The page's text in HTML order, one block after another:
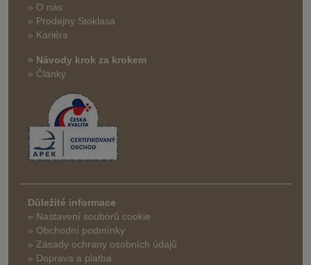
» O nás
» Prodejny Stoklasa
» Kariéra
» Návody krok za krokem
» Články
Důležité informace
» Nastavení souborů cookie
» Obchodní podmínky
» Zásady ochrany osobních údajů
» Doprava a platba